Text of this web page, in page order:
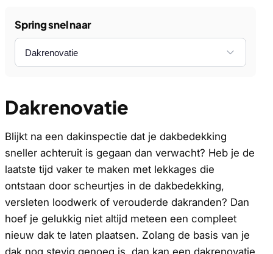
Spring snel naar
Dakrenovatie
Blijkt na een dakinspectie dat je dakbedekking
sneller achteruit is gegaan dan verwacht? Heb je de
laatste tijd vaker te maken met lekkages die
ontstaan door scheurtjes in de dakbedekking,
versleten loodwerk of verouderde dakranden? Dan
hoef je gelukkig niet altijd meteen een compleet
nieuw dak te laten plaatsen. Zolang de basis van je
dak nog stevig genoeg is, dan kan een dakrenovatie